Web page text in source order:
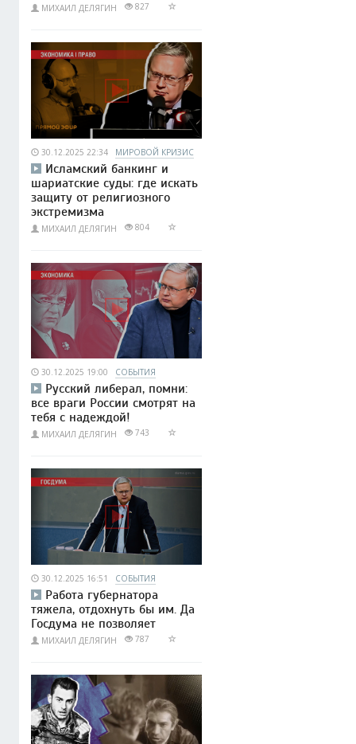
МИХАИЛ ДЕЛЯГИН 827
30.12.2025 22:34 МИРОВОЙ КРИЗИС
Исламский банкинг и
шариатские суды: где искать
защиту от религиозного
экстремизма
МИХАИЛ ДЕЛЯГИН 804
30.12.2025 19:00 СОБЫТИЯ
Русский либерал, помни:
все враги России смотрят на
тебя с надеждой!
МИХАИЛ ДЕЛЯГИН 743
30.12.2025 16:51 СОБЫТИЯ
Работа губернатора
тяжела, отдохнуть бы им. Да
Госдума не позволяет
МИХАИЛ ДЕЛЯГИН 787